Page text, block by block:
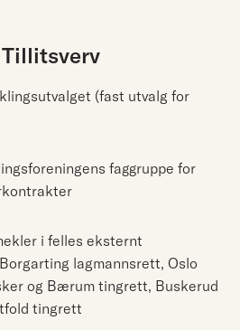
(fast utvalg for
faggruppe for
i felles eksternt
lagmannsrett, Oslo
og Bærum tingrett, Buskerud
tingrett